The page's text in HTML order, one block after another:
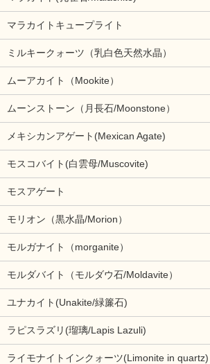
マラカイトキュープライト
ミルキークォーツ（乳白色天然水晶）
ムーアカイト（Mookite）
ムーンストーン（月長石/Moonstone）
メキシカンアゲート(Mexican Agate)
モスコバイト(白雲母/Muscovite)
モスアゲート
モリオン（黒水晶/Morion）
モルガナイト（morganite）
モルダバイト（モルダウ石/Moldavite）
ユナカイト(Unakite/緑簾石)
ラピスラズリ(瑠璃/Lapis Lazuli)
ライモナイトインクォーツ(Limonite in